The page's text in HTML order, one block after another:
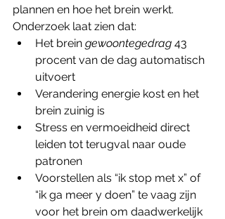
plannen en hoe het brein werkt.
Onderzoek laat zien dat:
Het brein gewoontegedrag 43
procent van de dag automatisch
uitvoert
Verandering energie kost en het
brein zuinig is
Stress en vermoeidheid direct
leiden tot terugval naar oude
patronen
Voorstellen als “ik stop met x” of
“ik ga meer y doen” te vaag zijn
voor het brein om daadwerkelijk